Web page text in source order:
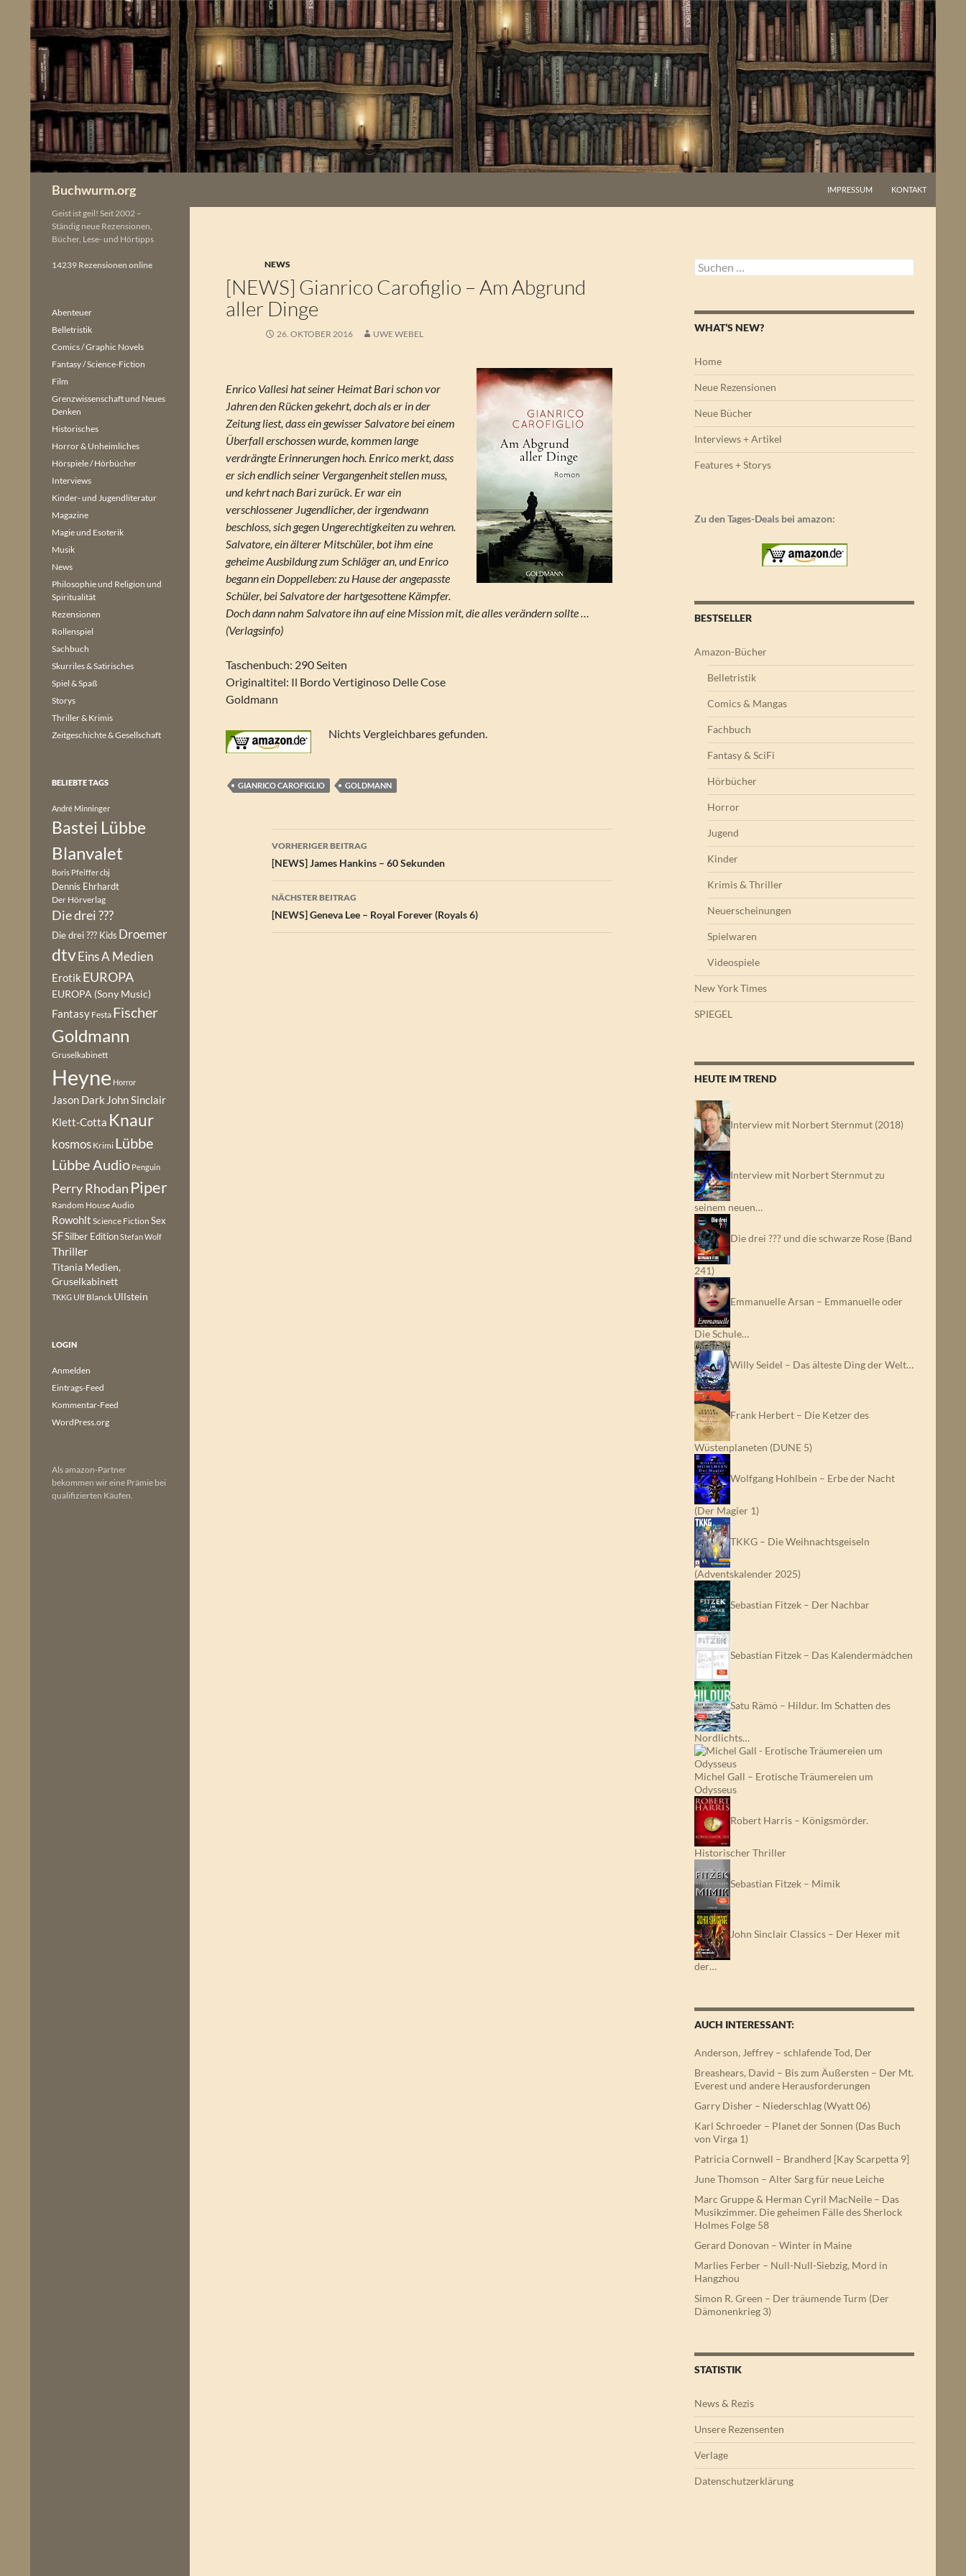
springen
Buchwurm.org IMPRESSUM KONTAKT
NEWS
[NEWS] Gianrico Carofiglio – Am Abgrund
aller Dinge
26. OKTOBER 2016 UWE WEBEL
Enrico Vallesi hat seiner Heimat Bari schon vor
Jahren den Rücken gekehrt, doch als er in der
Zeitung liest, dass ein gewisser Salvatore bei einem
Überfall erschossen wurde, kommen lange
verdrängte Erinnerungen hoch. Enrico merkt, dass
er sich endlich seiner Vergangenheit stellen muss,
und kehrt nach Bari zurück. Er war ein
verschlossener Jugendlicher, der irgendwann
beschloss, sich gegen Ungerechtigkeiten zu wehren.
Salvatore, ein älterer Mitschüler, bot ihm eine
geheime Ausbildung zum Schläger an, und Enrico
begann ein Doppelleben: zu Hause der angepasste
Schüler, bei Salvatore der hartgesottene Kämpfer.
Doch dann nahm Salvatore ihn auf eine Mission mit, die alles verändern sollte …
(Verlagsinfo)
Taschenbuch: 290 Seiten
Originaltitel: Il Bordo Vertiginoso Delle Cose
Goldmann
Nichts Vergleichbares gefunden.
GIANRICO CAROFIGLIO GOLDMANN
Beitragsnavigation
VORHERIGER BEITRAG
[NEWS] James Hankins – 60 Sekunden
NÄCHSTER BEITRAG
[NEWS] Geneva Lee – Royal Forever (Royals 6)
Suchen
nach:
WHAT’S NEW?
Home
Neue Rezensionen
Neue Bücher
Interviews + Artikel
Features + Storys
Zu den Tages-Deals bei amazon:
BESTSELLER
Amazon-Bücher
Belletristik
Comics & Mangas
Fachbuch
Fantasy & SciFi
Hörbücher
Horror
Jugend
Kinder
Krimis & Thriller
Neuerscheinungen
Spielwaren
Videospiele
New York Times
SPIEGEL
HEUTE IM TREND
Interview mit Norbert Sternmut (2018)
Interview mit Norbert Sternmut zu
seinem neuen…
Die drei ??? und die schwarze Rose (Band
241)
Emmanuelle Arsan – Emmanuelle oder
Die Schule…
Willy Seidel – Das älteste Ding der Welt…
Frank Herbert – Die Ketzer des
Wüstenplaneten (DUNE 5)
Wolfgang Hohlbein – Erbe der Nacht
(Der Magier 1)
TKKG – Die Weihnachtsgeiseln
(Adventskalender 2025)
Sebastian Fitzek – Der Nachbar
Sebastian Fitzek – Das Kalendermädchen
Satu Rämö – Hildur. Im Schatten des
Nordlichts…
Michel Gall – Erotische Träumereien um
Odysseus
Robert Harris – Königsmörder.
Historischer Thriller
Sebastian Fitzek – Mimik
John Sinclair Classics – Der Hexer mit
der…
AUCH INTERESSANT:
Anderson, Jeffrey – schlafende Tod, Der
Breashears, David – Bis zum Äußersten – Der Mt.
Everest und andere Herausforderungen
Garry Disher – Niederschlag (Wyatt 06)
Karl Schroeder – Planet der Sonnen (Das Buch
von Virga 1)
Patricia Cornwell – Brandherd [Kay Scarpetta 9]
June Thomson – Alter Sarg für neue Leiche
Marc Gruppe & Herman Cyril MacNeile – Das
Musikzimmer. Die geheimen Fälle des Sherlock
Holmes Folge 58
Gerard Donovan – Winter in Maine
Marlies Ferber – Null-Null-Siebzig, Mord in
Hangzhou
Simon R. Green – Der träumende Turm (Der
Dämonenkrieg 3)
STATISTIK
News & Rezis
Unsere Rezensenten
Verlage
Datenschutzerklärung
Geist ist geil! Seit 2002 –
Ständig neue Rezensionen,
Bücher, Lese- und Hörtipps
14239 Rezensionen online
Abenteuer
Belletristik
Comics / Graphic Novels
Fantasy / Science-Fiction
Film
Grenzwissenschaft und Neues
Denken
Historisches
Horror & Unheimliches
Hörspiele / Hörbücher
Interviews
Kinder- und Jugendliteratur
Magazine
Magie und Esoterik
Musik
News
Philosophie und Religion und
Spiritualität
Rezensionen
Rollenspiel
Sachbuch
Skurriles & Satirisches
Spiel & Spaß
Storys
Thriller & Krimis
Zeitgeschichte & Gesellschaft
BELIEBTE TAGS
André Minninger
Bastei Lübbe
Blanvalet
Boris Pfeiffercbj
Dennis Ehrhardt
Der Hörverlag
Die drei ???
Die drei ??? Kids Droemer
dtvEins A Medien
Erotik EUROPA
EUROPA (Sony Music)
Fantasy Festa Fischer
Goldmann
Gruselkabinett
Heyne Horror
Jason Dark John Sinclair
Klett-Cotta Knaur
kosmos Krimi Lübbe
Lübbe Audio Penguin
Perry Rhodan Piper
Random House Audio
Rowohlt Science Fiction Sex
SFSilber EditionStefan Wolf
Thriller
Titania Medien,
Gruselkabinett
TKKG Ulf Blanck Ullstein
LOGIN
Anmelden
Eintrags-Feed
Kommentar-Feed
WordPress.org
Als amazon-Partner
bekommen wir eine Prämie bei
qualifizierten Käufen.